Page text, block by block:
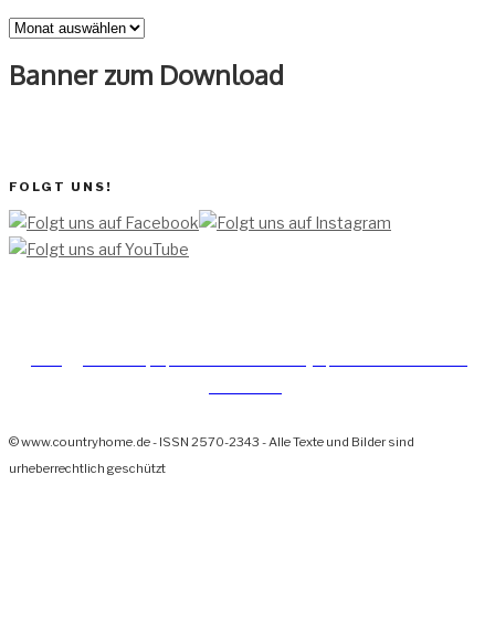
Archiv
Banner zum Download
FOLGT UNS!
© www.countryhome.de - ISSN 2570-2343 - Alle Texte und Bilder sind
urheberrechtlich geschützt